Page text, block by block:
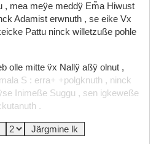
, mea meÿe meddÿ Em̃a Hiwust
Adamist erwnuth , se eike Vx
Pattu ninck willetzuße pohle
olle mitte v̈x Nallÿ aßÿ olnut ,
S : erra+ +polgknuth , ninck
Inimeße Suggu , sen igkeweße
.
Järgmine lk